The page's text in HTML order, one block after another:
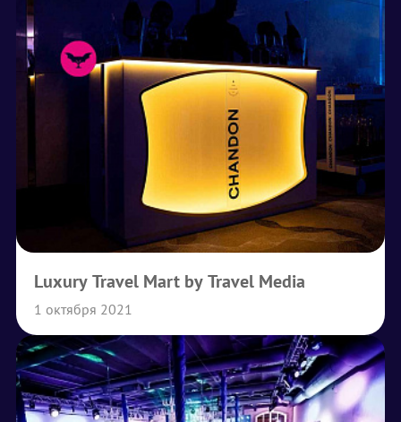
Luxury Travel Mart by Travel Media
1 октября 2021